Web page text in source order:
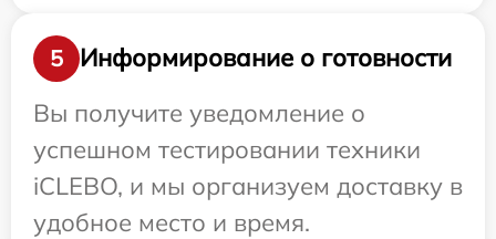
5
Информирование о готовности
Вы получите уведомление о
успешном тестировании техники
iCLEBO, и мы организуем доставку в
удобное место и время.